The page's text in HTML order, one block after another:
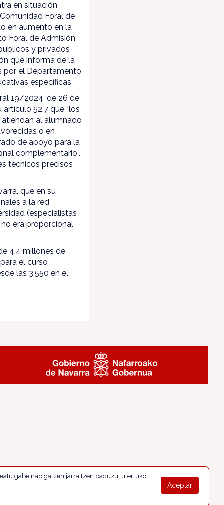
en situación
Foral de
en aumento en la
Foral de Admisión
y privados
que informa de la
por el Departamento
específicas.
19/2024, de 26 de
52.7 que “los
al alumnado
o en
de apoyo para la
complementario”.
técnicos precisos
que en su
a la red
(especialistas
era proporcional
4,4 millones de
el curso
las 3.550 en el
Aceptar
gabe nabigatzen jarraitzen baduzu, ulertuko